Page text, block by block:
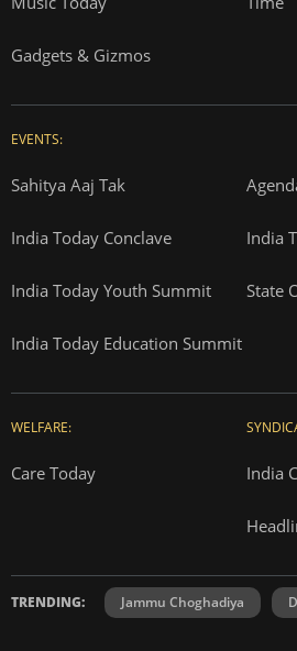
Gadgets & Gizmos
EVENTS:
Sahitya Aaj Tak
India Today Conclave India
India Today Youth Summit State
India Today Education Summit
WELFARE:
Care Today India
TRENDING: Jammu Choghadiya